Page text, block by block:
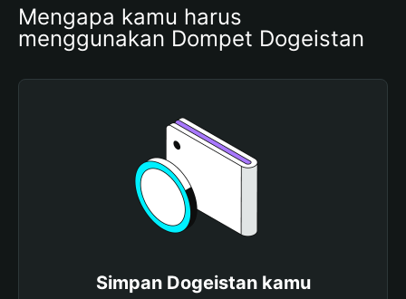
Mengapa kamu harus
menggunakan Dompet Dogeistan
Simpan Dogeistan kamu